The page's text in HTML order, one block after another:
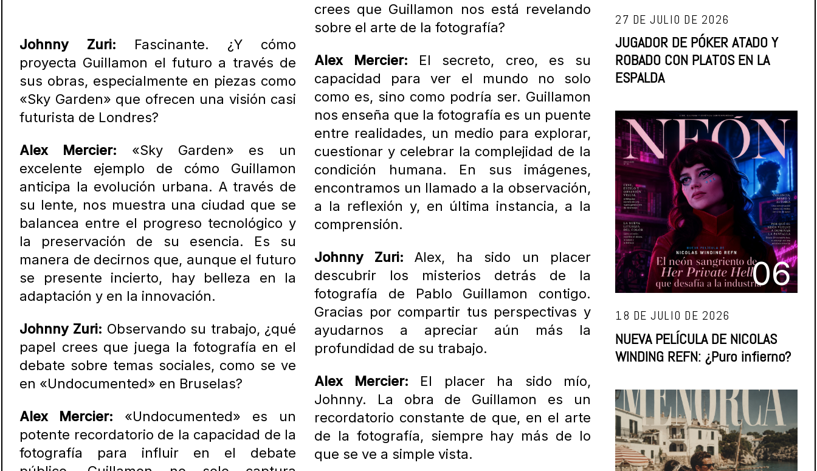
Johnny Zuri: Fascinante. ¿Y cómo
proyecta Guillamon el futuro a través de
sus obras, especialmente en piezas como
«Sky Garden» que ofrecen una visión casi
futurista de Londres?
Alex Mercier: «Sky Garden» es un
excelente ejemplo de cómo Guillamon
anticipa la evolución urbana. A través de
su lente, nos muestra una ciudad que se
balancea entre el progreso tecnológico y
la preservación de su esencia. Es su
manera de decirnos que, aunque el futuro
se presente incierto, hay belleza en la
adaptación y en la innovación.
Johnny Zuri: Observando su trabajo, ¿qué
papel crees que juega la fotografía en el
debate sobre temas sociales, como se ve
en «Undocumented» en Bruselas?
Alex Mercier: «Undocumented» es un
potente recordatorio de la capacidad de la
fotografía para influir en el debate
crees que Guillamon nos está revelando
sobre el arte de la fotografía?
Alex Mercier: El secreto, creo, es su
capacidad para ver el mundo no solo
como es, sino como podría ser. Guillamon
nos enseña que la fotografía es un puente
entre realidades, un medio para explorar,
cuestionar y celebrar la complejidad de la
condición humana. En sus imágenes,
encontramos un llamado a la observación,
a la reflexión y, en última instancia, a la
comprensión.
Johnny Zuri: Alex, ha sido un placer
descubrir los misterios detrás de la
fotografía de Pablo Guillamon contigo.
Gracias por compartir tus perspectivas y
ayudarnos a apreciar aún más la
profundidad de su trabajo.
Alex Mercier: El placer ha sido mío,
Johnny. La obra de Guillamon es un
recordatorio constante de que, en el arte
de la fotografía, siempre hay más de lo
que se ve a simple vista.
27 DE JULIO DE 2026
JUGADOR DE PÓKER ATADO Y
ROBADO CON PLATOS EN LA
ESPALDA
06
18 DE JULIO DE 2026
NUEVA PELÍCULA DE NICOLAS
WINDING REFN: ¿Puro infierno?